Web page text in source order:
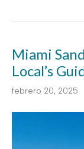
Miami
Local’s
febrero 20, 2025